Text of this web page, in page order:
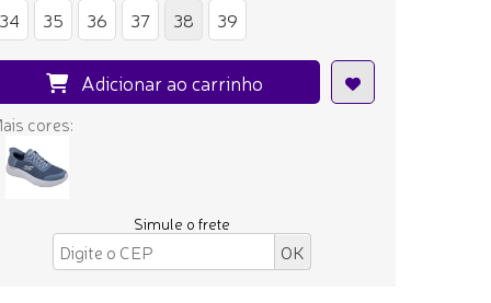
34
35 36 37 38 39
Adicionar ao carrinho
cores:
Simule o frete